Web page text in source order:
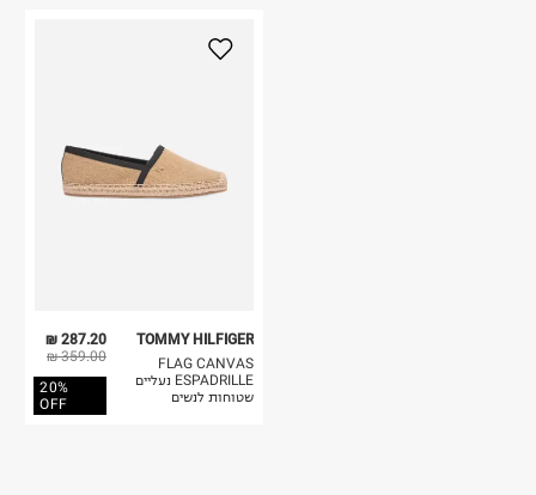
287.20 ₪
359.00 ₪
20%
OFF
TOMMY HILFIGER
FLAG CANVAS
ESPADRILLE נעליים
שטוחות לנשים